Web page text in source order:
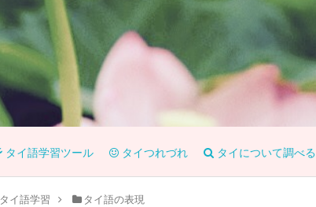
タイ語学習ツール タイつれづれ タイについて調べる
タイ語学習 タイ語の表現